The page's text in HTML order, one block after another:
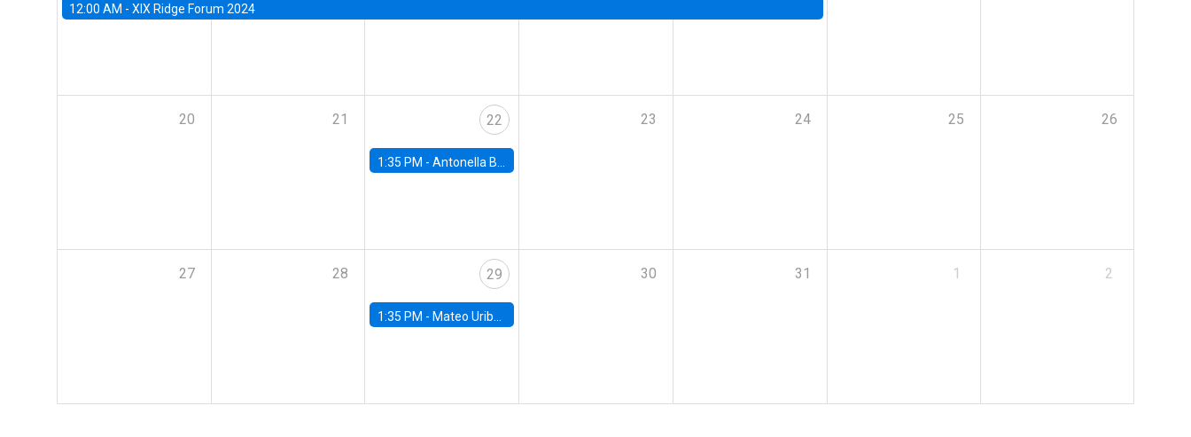
12:00 AM - XIX Ridge Forum 2024
20 21 22
1:35 PM -Antonella Bancalari, Institute for Fiscal Studies (IFS) and Research Associate at University College London (UCL)
23 24 25 26
27 28 29
1:35 PM - Mateo Uribe-Castro, Universidad de los Andes (Colombia)
30 31 1 2